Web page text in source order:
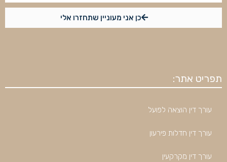
כן אני מעוניין שתחזרו אלי
תפריט אתר:
עורך דין הוצאה לפועל
עורך דין חדלות פירעון
עורך דין מקרקעין